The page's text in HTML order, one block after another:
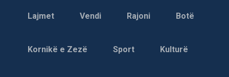
Lajmet Vendi Rajoni Botë
Kornikë e Zezë Sport Kulturë